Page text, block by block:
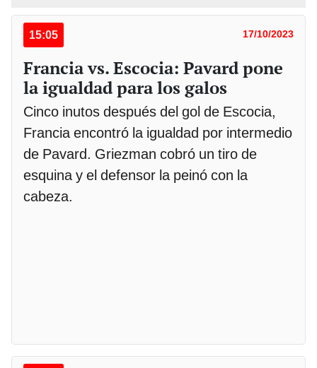
15:05 17/10/2023
Francia vs. Escocia: Pavard pone
la igualdad para los galos
Cinco inutos después del gol de Escocia,
Francia encontró la igualdad por intermedio
de Pavard. Griezman cobró un tiro de
esquina y el defensor la peinó con la
cabeza.